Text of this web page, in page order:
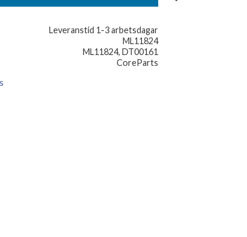
Leveranstid 1-3 arbetsdagar
ML11824
ML11824, DT00161
CoreParts